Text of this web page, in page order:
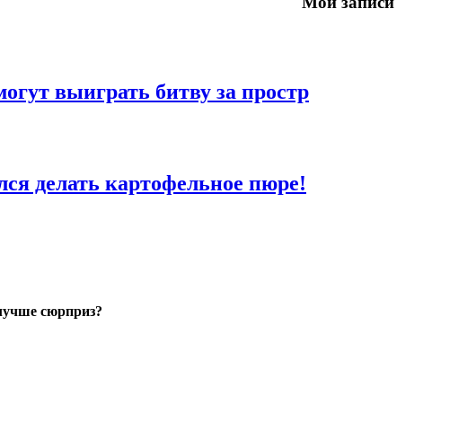
выиграть битву за простр
делать картофельное пюре!
сюрприз?